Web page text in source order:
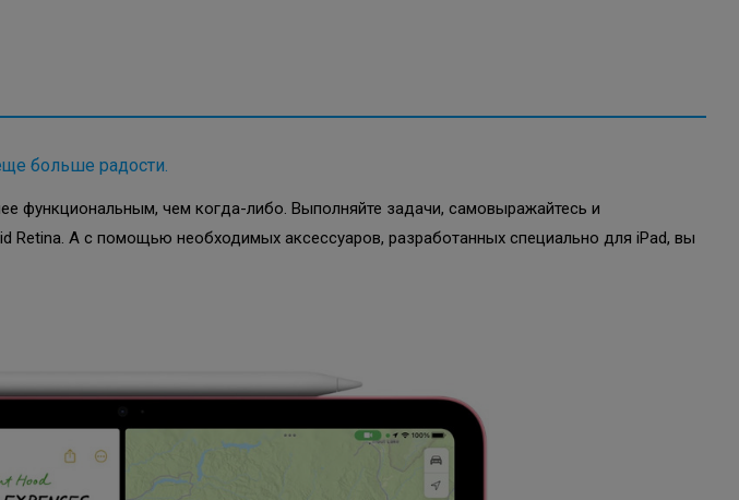
больше радости.
функциональным, чем когда-либо. Выполняйте задачи, самовыражайтесь и
А с помощью необходимых аксессуаров, разработанных специально для iPad, вы